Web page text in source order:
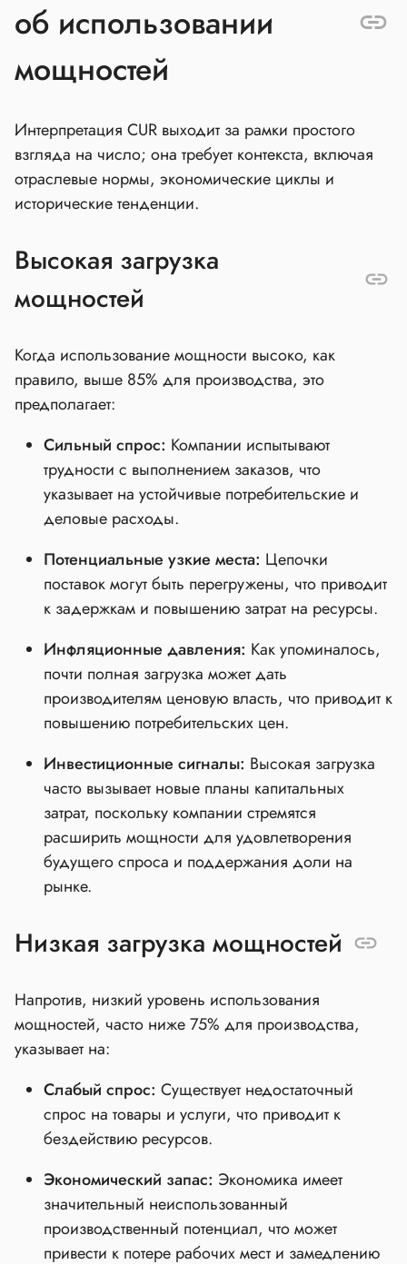
об использовании
мощностей
Интерпретация CUR выходит за рамки простого
взгляда на число; она требует контекста, включая
отраслевые нормы, экономические циклы и
исторические тенденции.
Высокая загрузка
мощностей
Когда использование мощности высоко, как
правило, выше 85% для производства, это
предполагает:
Сильный спрос: Компании испытывают
трудности с выполнением заказов, что
указывает на устойчивые потребительские и
деловые расходы.
Потенциальные узкие места: Цепочки
поставок могут быть перегружены, что приводит
к задержкам и повышению затрат на ресурсы.
Инфляционные давления: Как упоминалось,
почти полная загрузка может дать
производителям ценовую власть, что приводит к
повышению потребительских цен.
Инвестиционные сигналы: Высокая загрузка
часто вызывает новые планы капитальных
затрат, поскольку компании стремятся
расширить мощности для удовлетворения
будущего спроса и поддержания доли на
рынке.
Низкая загрузка мощностей
Напротив, низкий уровень использования
мощностей, часто ниже 75% для производства,
указывает на:
Слабый спрос: Существует недостаточный
спрос на товары и услуги, что приводит к
бездействию ресурсов.
Экономический запас: Экономика имеет
значительный неиспользованный
производственный потенциал, что может
привести к потере рабочих мест и замедлению